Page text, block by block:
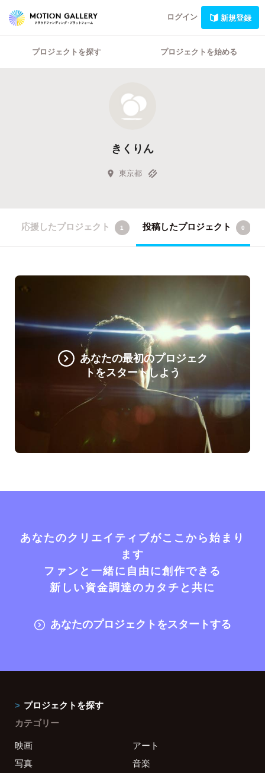
ログイン 新規登録
プロジェクトを探す プロジェクトを始める
きくりん
東京都
応援したプロジェクト 1 投稿したプロジェクト 0
あなたの最初のプロジェク
トをスタートしよう
あなたのクリエイティブがここから始まり
ます
ファンと一緒に自由に創作できる
新しい資金調達のカタチと共に
あなたのプロジェクトをスタートする
プロジェクトを探す
カテゴリー
映画
アート
写真
音楽